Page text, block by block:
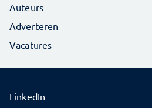
Auteurs
Adverteren
Vacatures
LinkedIn